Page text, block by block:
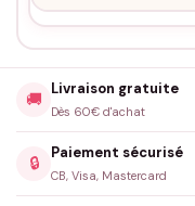
🚚
Livraison gratuite
Dès 60€ d'achat
🔒
Paiement sécurisé
CB, Visa, Mastercard